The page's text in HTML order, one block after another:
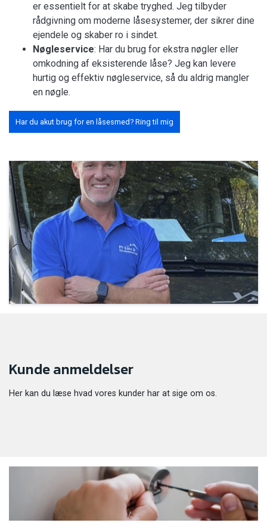
er essentielt for at skabe tryghed. Jeg tilbyder
rådgivning om moderne låsesystemer, der sikrer dine
ejendele og skaber ro i sindet.
Nøgleservice: Har du brug for ekstra nøgler eller
omkodning af eksisterende låse? Jeg kan levere
hurtig og effektiv nøgleservice, så du aldrig mangler
en nøgle.
Har du akut brug for en låsesmed? Ring til mig
Kunde anmeldelser
Her kan du læse hvad vores kunder har at sige om os.